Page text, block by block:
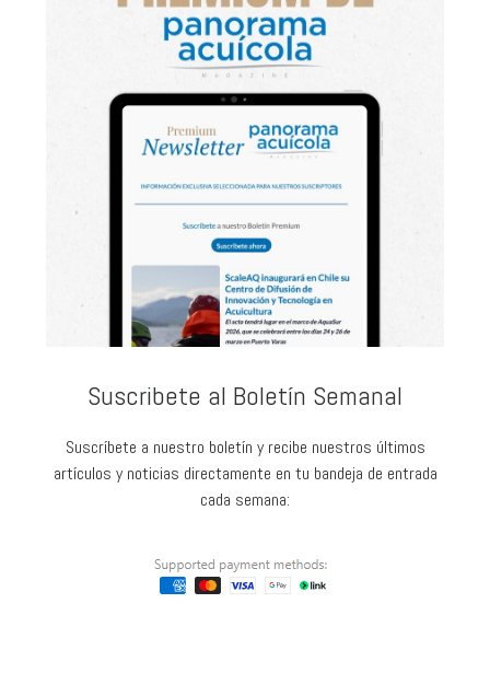
Suscribete al Boletín Semanal
Suscríbete a nuestro boletín y recibe nuestros últimos
artículos y noticias directamente en tu bandeja de entrada
cada semana: